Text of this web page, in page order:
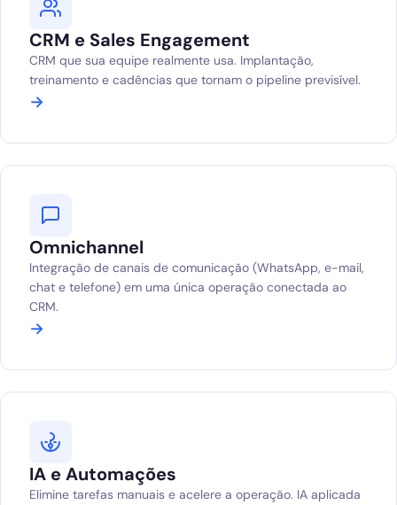
CRM e Sales Engagement
CRM que sua equipe realmente usa. Implantação,
treinamento e cadências que tornam o pipeline previsível.
→
Omnichannel
Integração de canais de comunicação (WhatsApp, e-mail,
chat e telefone) em uma única operação conectada ao
CRM.
→
IA e Automações
Elimine tarefas manuais e acelere a operação. IA aplicada